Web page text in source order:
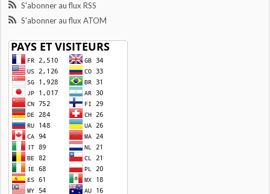
S'abonner au flux RSS
S'abonner au flux ATOM